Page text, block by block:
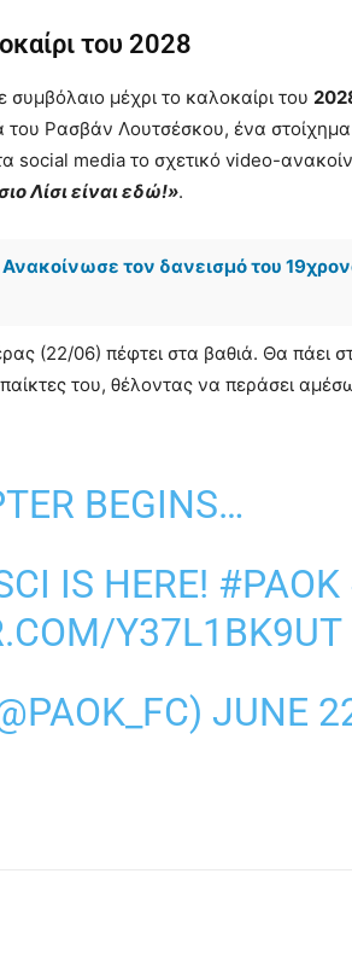
του 2028
μέχρι το καλοκαίρι του
του Ρασβάν Λουτσέσκου, ένα
social media το σχετικό video-
Λίσι είναι εδώ!».
τον δανεισμό του
(22/06) πέφτει στα βαθιά. Θα πάει
του, θέλοντας να περάσει
BEGINS…
IS HERE! #PAOK
Y37L1BK9UT
JUNE